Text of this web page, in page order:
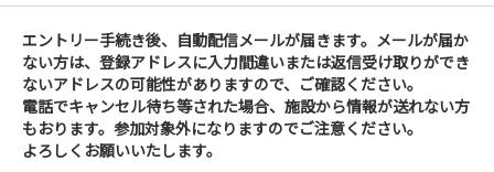
エントリー手続き後、自動配信メールが届きます。メールが届か
ない方は、登録アドレスに入力間違いまたは返信受け取りができ
ないアドレスの可能性がありますので、ご確認ください。
電話でキャンセル待ち等された場合、施設から情報が送れない方
もおります。参加対象外になりますのでご注意ください。
よろしくお願いいたします。